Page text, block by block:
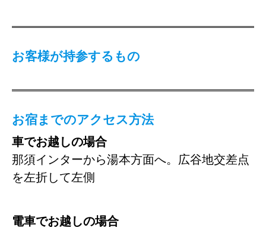
お客様が持参するもの
お宿までのアクセス方法
車でお越しの場合
那須インターから湯本方面へ。広谷地交差点
を左折して左側
電車でお越しの場合